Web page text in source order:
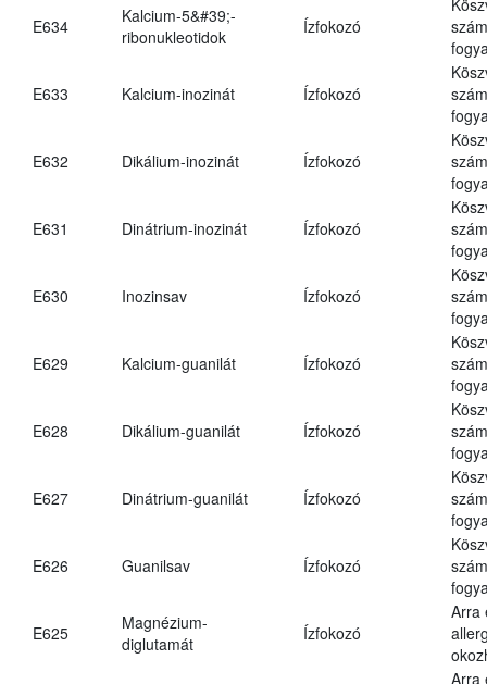
E634
Kalcium-5&#39;-
ribonukleotidok
Ízfokozó
E633 Kalcium-inozinát Ízfokozó
E632 Dikálium-inozinát Ízfokozó
E631 Dinátrium-inozinát Ízfokozó
E630 Inozinsav Ízfokozó
E629 Kalcium-guanilát Ízfokozó
E628 Dikálium-guanilát Ízfokozó
E627 Dinátrium-guanilát Ízfokozó
E626 Guanilsav Ízfokozó
E625
Magnézium-
diglutamát
Ízfokozó
Arra
Arra